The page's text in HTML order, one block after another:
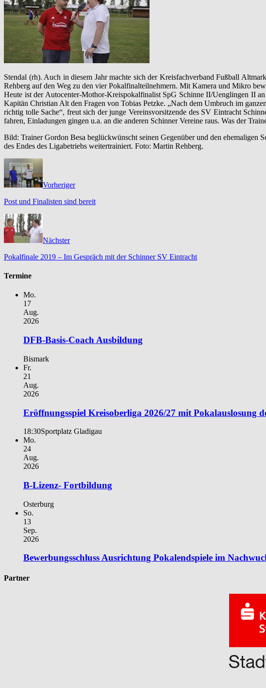
Stendal (rh). Auch in diesem Jahr machte sich der Kreisfachverband Fußball
Rehberg auf den Weg zu den vier Pokalfinalteilnehmern. Mit Kamera und Mikro
Heute ist der Autocenter-Mothor-Kreispokalfinalist SpG Schinne II/Uenglingen II
Kapitän Christian Alt den Fragen von Tobias Petzke. „Nach dem Umbruch im
richtig tolle Sache“, freut sich der junge Vereinsvorsitzende des SV Eintracht
fahren, Einladungen gingen u.a. an die anderen Schinner Vereine raus. Was der
Bild: Trainer Gordon Besa beglückwünscht seinen Gegenüber und den
des Endes des Ligabetriebs weitertrainiert. Foto: Martin Rehberg.
Vorheriger
Post und Finalisten sind bereit
Nächster
Pokalfinale 2019 – Im Gespräch mit der Schinner SV Eintracht
Termine
Mo.
17
Aug.
2026
DFB-Basis-Coach Ausbildung
Bismark
Fr.
21
Aug.
2026
Eröffnungsspiel Kreisoberliga 2026/27 mit Pokalauslosung
18:30Sportplatz Gladigau
Mo.
24
Aug.
2026
B-Lizenz- Fortbildung
Osterburg
So.
13
Sep.
2026
Bewerbungsschluss Ausrichtung Pokalendspiele im
Partner